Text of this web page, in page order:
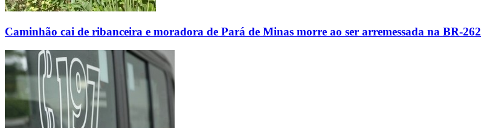
Caminhão cai de ribanceira e moradora de Pará de Minas morre ao ser arremessada na BR-262